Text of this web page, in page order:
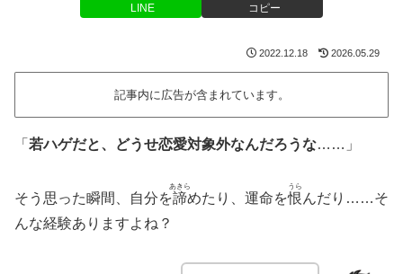
LINE コピー
2022.12.18 2026.05.29
記事内に広告が含まれています。
「 若ハゲだと、どうせ恋愛対象外なんだろうな……」
そう思った瞬間、自分を諦
あきら
めたり、運命を恨
うら
んだり……そ
んな経験ありますよね？